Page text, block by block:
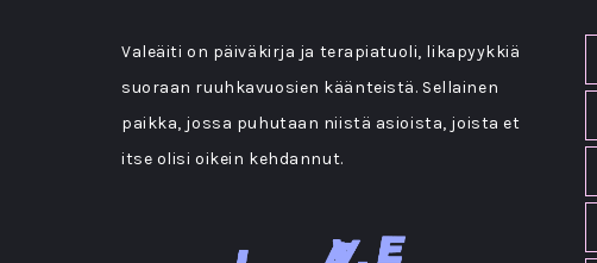
Valeäiti on päiväkirja ja terapiatuoli, likapyykkiä
suoraan ruuhkavuosien käänteistä. Sellainen
paikka, jossa puhutaan niistä asioista, joista et
itse olisi oikein kehdannut.